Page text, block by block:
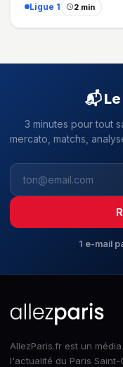
Ligue 1 2 min
📬
3 minutes pour tout
mercato, matchs,
1 e-mail
AllezParis.fr est un
l'actualité du Paris Saint-